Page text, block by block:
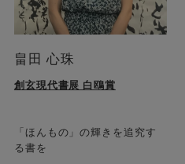
畠田 心珠
創玄現代書展 白鴎賞
「ほんもの」の輝きを追究す
る書を